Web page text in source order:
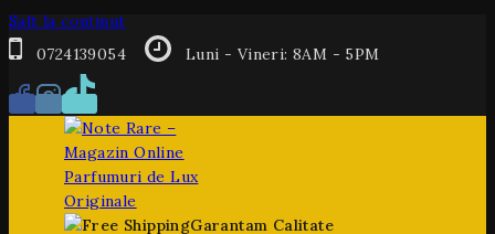
Salt la conținut
0724139054
Luni - Vineri: 8AM - 5PM
Garantam Calitate